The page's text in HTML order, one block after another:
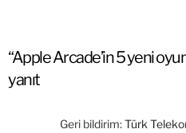
“Apple Arcade’in 5 yeni
yanıt
Geri bildirim:Türk